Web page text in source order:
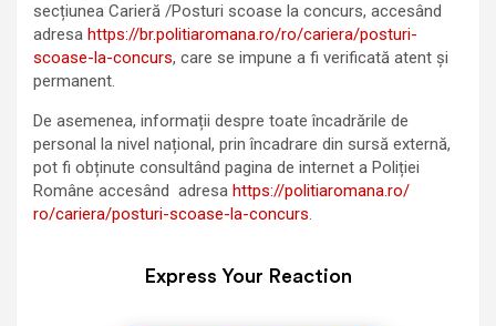
secțiunea Carieră /Posturi scoase la concurs, accesând
adresa https://br.politiaromana.ro/ro/cariera/posturi-
scoase-la-concurs, care se impune a fi verificată atent și
permanent.
De asemenea, informații despre toate încadrările de
personal la nivel național, prin încadrare din sursă externă,
pot fi obținute consultând pagina de internet a Poliției
Române accesând adresa https://politiaromana.ro/
ro/cariera/posturi-scoase-la-concurs.
Express Your Reaction